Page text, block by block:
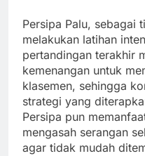
Persipa Palu, sebagai
melakukan latihan
pertandingan terakhir
kemenangan untuk
klasemen, sehingga
strategi yang
Persipa pun
mengasah serangan
agar tidak mudah